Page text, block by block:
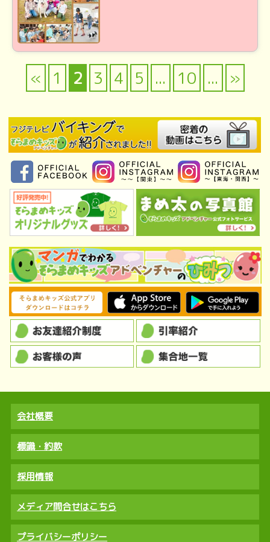
« 1 2 3 4 5 ... 10 ... »
会社概要
標識・約款
採用情報
メディア問合せはこちら
プライバシーポリシー